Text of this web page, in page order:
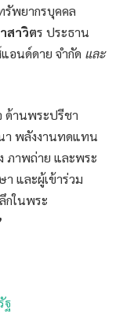
รัพยากรบุคคล
สาวิตร ประธาน
อนด์ดาย จำกัด และ
ด้านพระปรีชา
า พลังงานทดแทน
ภาพถ่าย และพระ
และผู้เข้าร่วม
กในพระ
ฐ